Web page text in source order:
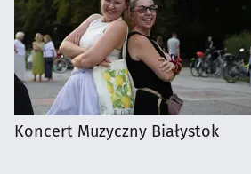
Koncert Muzyczny Białystok